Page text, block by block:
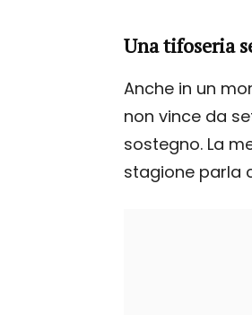
Una tifoseria
Anche in un
non vince da
sostegno. La
stagione parla